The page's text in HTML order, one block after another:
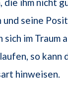
die ihm nicht
und seine
sich im Traum
laufen, so kann
hinweisen.